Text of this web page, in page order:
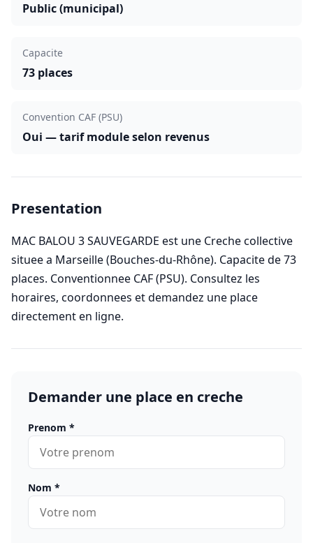
Public (municipal)
Capacite
73 places
Convention CAF (PSU)
Oui — tarif module selon revenus
Presentation
MAC BALOU 3 SAUVEGARDE est une Creche collective
situee a Marseille (Bouches-du-Rhône). Capacite de 73
places. Conventionnee CAF (PSU). Consultez les
horaires, coordonnees et demandez une place
directement en ligne.
Demander une place en creche
Prenom *
Nom *